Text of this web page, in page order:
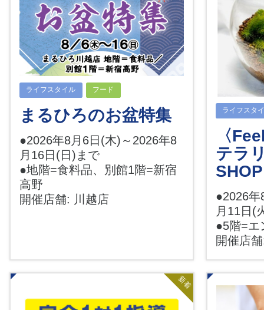
ライフスタイル フード
まるひろのお盆特集
●2026年8月6日(木)～2026年8
月16日(日)まで
●地階=食料品、別館1階=新宿
高野
開催店舗: 川越店
ライフスタ
〈
テラ
SHOP
●2026年
月11日(
●5階=エ
開催店
新着